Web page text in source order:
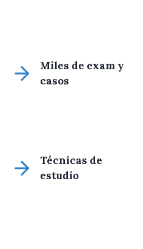
Miles de exam y
casos
Técnicas de
estudio